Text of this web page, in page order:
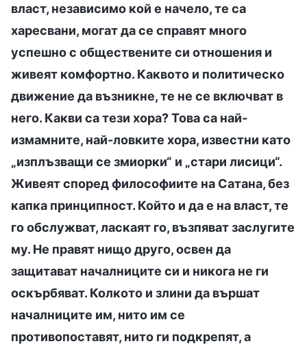
власт, независимо кой е начело, те са
харесвани, могат да се справят много
успешно с обществените си отношения и
живеят комфортно. Каквото и политическо
движение да възникне, те не се включват в
него. Какви са тези хора? Това са най-
измамните, най-ловките хора, известни като
„изплъзващи се змиорки“ и „стари лисици“.
Живеят според философиите на Сатана, без
капка принципност. Който и да е на власт, те
го обслужват, ласкаят го, възпяват заслугите
му. Не правят нищо друго, освен да
защитават началниците си и никога не ги
оскърбяват. Колкото и злини да вършат
началниците им, нито им се
противопоставят, нито ги подкрепят, а